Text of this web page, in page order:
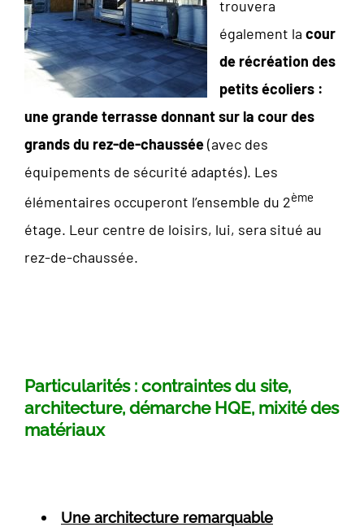
trouvera
également la cour
de récréation des
petits écoliers :
une grande terrasse donnant sur la cour des
grands du rez-de-chaussée(avec des
équipements de sécurité adaptés). Les
élémentaires occuperont l’ensemble du 2ème
étage. Leur centre de loisirs, lui, sera situé au
rez-de-chaussée.
Particularités : contraintes du site,
architecture, démarche HQE, mixité des
matériaux
Une architecture remarquable